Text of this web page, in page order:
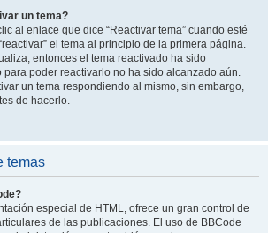
un tema?
al enlace que dice “Reactivar tema” cuando esté
el tema al principio de la primera página.
entonces el tema reactivado ha sido
poder reactivarlo no ha sido alcanzado aún.
un tema respondiendo al mismo, sin embargo,
de hacerlo.
temas
especial de HTML, ofrece un gran control de
de las publicaciones. El uso de BBCode